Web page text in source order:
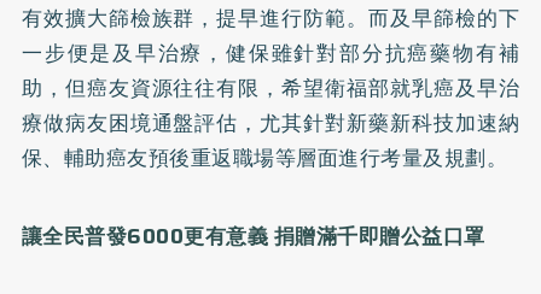
有效擴大篩檢族群，提早進行防範。而及早篩檢的下
一步便是及早治療，健保雖針對部分抗癌藥物有補
助，但癌友資源往往有限，希望衛福部就乳癌及早治
療做病友困境通盤評估，尤其針對新藥新科技加速納
保、輔助癌友預後重返職場等層面進行考量及規劃。
讓全民普發6000更有意義 捐贈滿千即贈公益口罩